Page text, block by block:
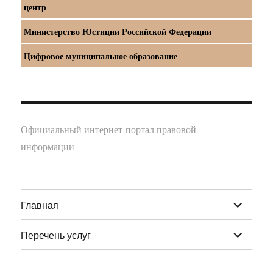
центр
Министерство Юстиции Российской Федерации
Цифровое муниципальное образование
Официальный интернет-портал правовой
информации
Главная раскрыть
дочернее
меню
Перечень услуг
раскрыть
дочернее
меню